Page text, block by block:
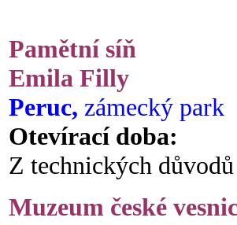
Pamětní síň
Emila Filly
Peruc, zámecký park
Otevírací doba:
Z technických
Muzeum české